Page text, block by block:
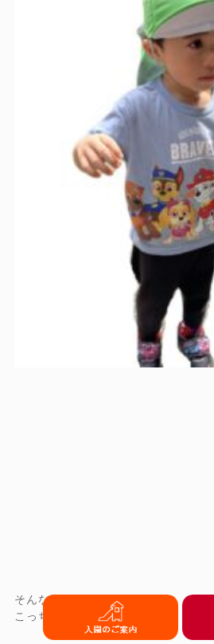
そんな姿を見て、
こっちらまで